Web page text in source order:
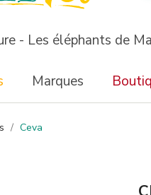
- Les éléphants de
Marques
Ceva